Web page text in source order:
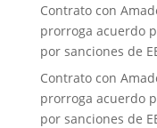
Contrato con
prorroga acuerdo
por sanciones de
Contrato con
prorroga acuerdo
por sanciones de